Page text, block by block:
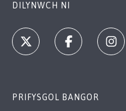
DILYNWCH NI
PRIFYSGOL BANGOR